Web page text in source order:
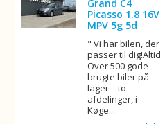
Grand C4
Picasso 1.8 16V
MPV 5g 5d
" Vi har bilen, der
passer til dig!Altid
Over 500 gode
brugte biler på
lager – to
afdelinger, i
Køge...